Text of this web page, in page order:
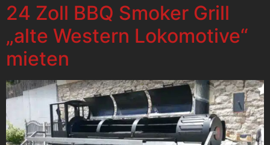
24 Zoll BBQ Smoker Grill
„alte Western Lokomotive“
mieten